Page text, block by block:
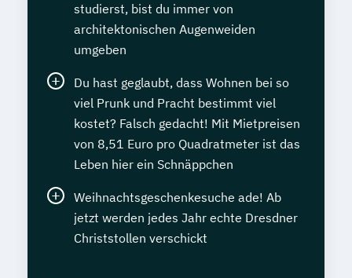
studierst, bist du immer von
architektonischen Augenweiden
umgeben
Du hast geglaubt, dass Wohnen bei so
viel Prunk und Pracht bestimmt viel
kostet? Falsch gedacht! Mit Mietpreisen
von 8,51 Euro pro Quadratmeter ist das
Leben hier ein Schnäppchen
Weihnachtsgeschenkesuche ade! Ab
jetzt werden jedes Jahr echte Dresdner
Christstollen verschickt